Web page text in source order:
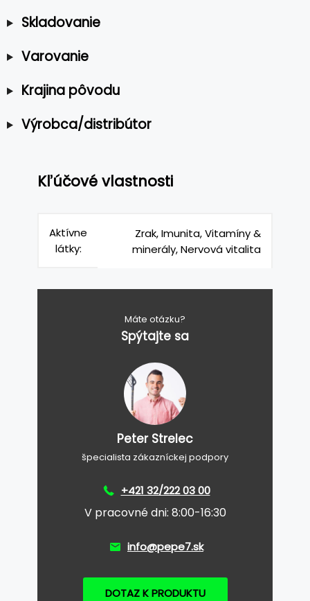
Skladovanie
Varovanie
Krajina pôvodu
Výrobca/distribútor
Kľúčové vlastnosti
Aktívne
látky:
Zrak, Imunita, Vitamíny &
minerály, Nervová vitalita
Máte otázku?
Spýtajte sa
Peter Strelec
špecialista zákazníckej podpory
+421 32/222 03 00
V pracovné dni: 8:00-16:30
info@pepe7.sk
DOTAZ K PRODUKTU